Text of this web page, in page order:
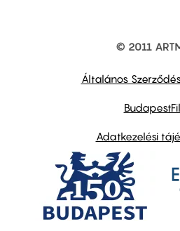
© 2011
Általános
Adatkezelési